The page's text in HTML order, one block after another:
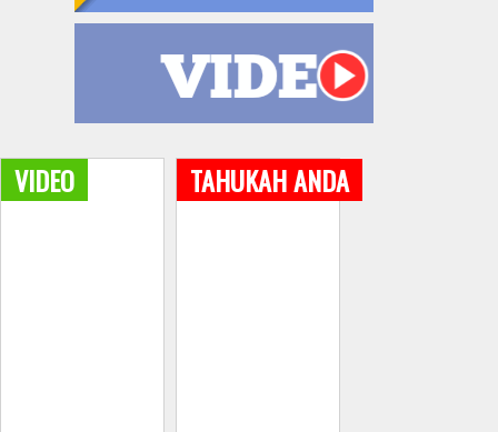
VIDEO TAHUKAH ANDA